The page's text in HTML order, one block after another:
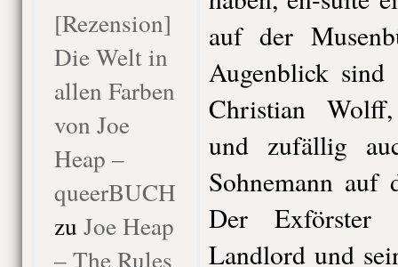
[Rezension]
Die Welt in
allen Farben
von Joe
Heap –
queerBUCH
zu Joe Heap
– The Rules
auf der
Augenblick
Christian
und zufällig
Sohnemann auf
Der Exförster
Landlord und